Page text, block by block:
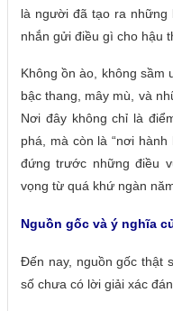
là người đã tạo ra những
nhắn gửi điều gì cho hậu
Không ồn ào, không sầm
bậc thang, mây mù, và
Nơi đây không chỉ là
phá, mà còn là “nơi
đứng trước những điều
vọng từ quá khứ ngàn
Nguồn gốc và ý nghĩa
Đến nay, nguồn gốc thật
số chưa có lời giải xác